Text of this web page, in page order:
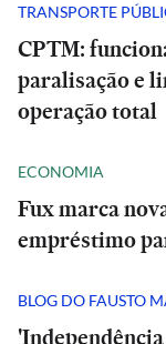
TRANSPORTE
CPTM:
paralisação e
operação total
ECONOMIA
Fux marca
empréstimo
BLOG DO FAUSTO